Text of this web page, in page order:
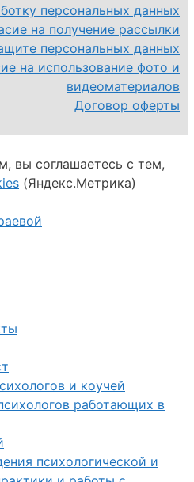
персональных данных
на получение рассылки
персональных данных
на использование фото и
видеоматериалов
Договор оферты
вы соглашаетесь с тем,
(Яндекс.Метрика)
и коучей
работающих в
психологической и